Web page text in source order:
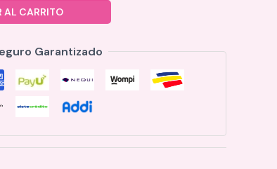
AL CARRITO
Garantizado